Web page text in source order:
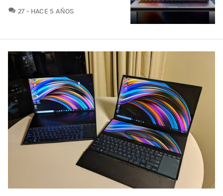
27COMENTARIOS
HACE 5 AÑOS